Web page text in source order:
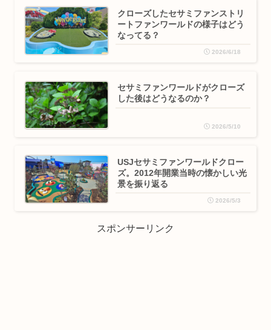
クローズしたセサミファンストリ
ートファンワールドの様子はどう
なってる？
2026/6/18
セサミファンワールドがクローズ
した後はどうなるのか？
2026/5/10
USJセサミファンワールドクロー
ズ。2012年開業当時の懐かしい光
景を振り返る
2026/5/3
スポンサーリンク